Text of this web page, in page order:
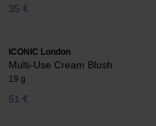
35 €
ICONIC London
Multi-Use Cream Blush
19 g
51 €